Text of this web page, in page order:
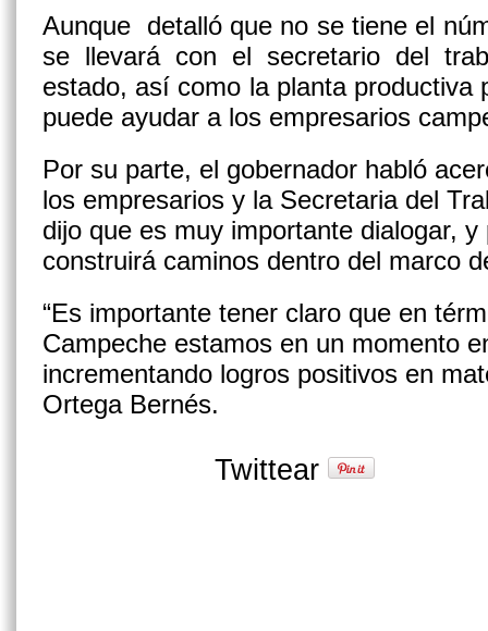
Aunque detalló que no se tiene el
se llevará con el secretario del
estado, así como la planta productiva
puede ayudar a los empresarios
Por su parte, el gobernador habló
los empresarios y la Secretaria del
dijo que es muy importante dialogar,
construirá caminos dentro del marco
“Es importante tener claro que en
Campeche estamos en un momento
incrementando logros positivos en
Ortega Bernés.
Twittear